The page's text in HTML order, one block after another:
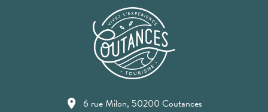
6 rue Milon, 50200 Coutances